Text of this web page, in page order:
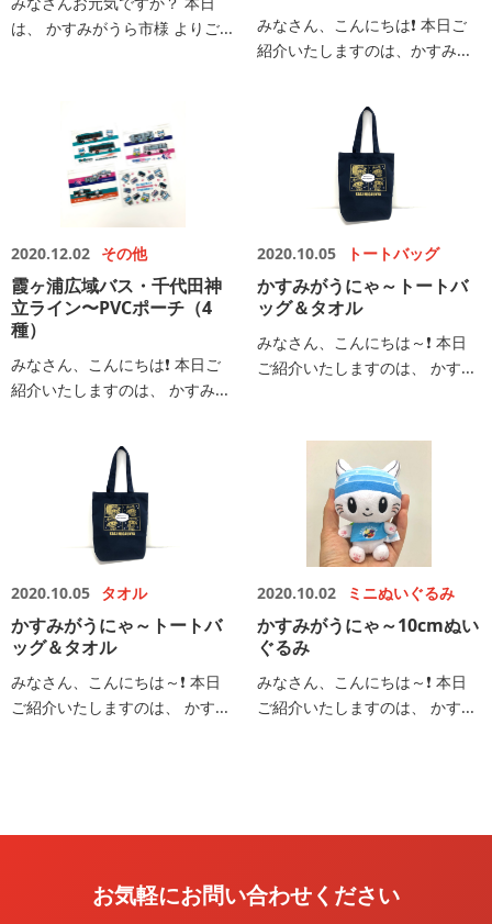
は、 かすみがうら市様 よりご...
みなさん、こんにちは❗️ 本日ご
紹介いたしますのは、かすみ...
2020.12.02 その他
霞ヶ浦広域バス・千代田神
立ライン〜PVCポーチ（4
種）
みなさん、こんにちは❗️ 本日ご
紹介いたしますのは、 かすみ...
2020.10.05 トートバッグ
かすみがうにゃ～トートバ
ッグ＆タオル
みなさん、こんにちは～❗️ 本日
ご紹介いたしますのは、 かす...
2020.10.05 タオル
かすみがうにゃ～トートバ
ッグ＆タオル
みなさん、こんにちは～❗️ 本日
ご紹介いたしますのは、 かす...
2020.10.02 ミニぬいぐるみ
かすみがうにゃ～10cmぬい
ぐるみ
みなさん、こんにちは～❗️ 本日
ご紹介いたしますのは、 かす...
お気軽にお問い合わせください